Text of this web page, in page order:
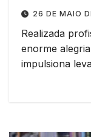
26 DE MAIO
Realizada
enorme
impulsiona